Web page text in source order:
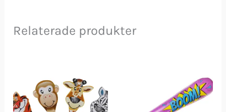
Relaterade produkter